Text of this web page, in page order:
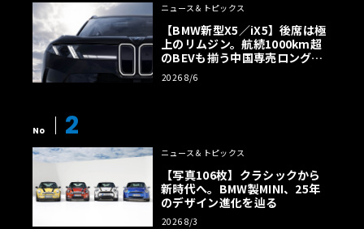
ニュース＆トピックス
【BMW新型X5／iX5】後席は極
上のリムジン。航続1000km超
のBEVも揃う中国専売ロング仕
様の全貌
2026 8/6
No 2
ニュース＆トピックス
【写真106枚】クラシックから
新時代へ。BMW製MINI、25年
のデザイン進化を辿る
2026 8/3